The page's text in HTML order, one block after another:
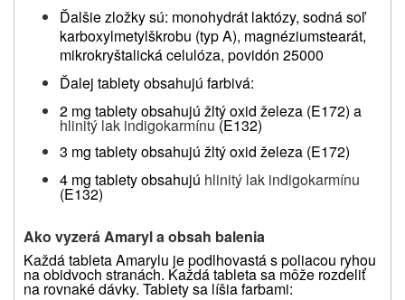
Ďalšie zložky sú: monohydrát laktózy, sodná soľ
karboxylmetylškrobu (typ A), magnéziumstearát,
mikrokryštalická celulóza, povidón 25000
Ďalej tablety obsahujú farbivá:
2 mg tablety obsahujú žltý oxid železa (E172) a
hlinitý lak indigokarmínu (E132)
3 mg tablety obsahujú žltý oxid železa (E172)
4 mg tablety obsahujú hlinitý lak indigokarmínu
(E132)
Ako vyzerá Amaryl a obsah balenia
Každá tableta Amarylu je podlhovastá s poliacou ryhou
na obidvoch stranách. Každá tableta sa môže rozdeliť
na rovnaké dávky. Tablety sa líšia farbami: